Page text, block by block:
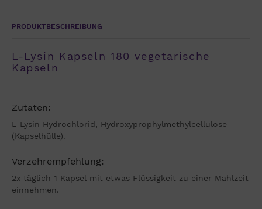
PRODUKTBESCHREIBUNG
L-Lysin Kapseln 180 vegetarische
Kapseln
Zutaten:
L-Lysin Hydrochlorid, Hydroxyprophylmethylcellulose
(Kapselhülle).
Verzehrempfehlung:
2x täglich 1 Kapsel mit etwas Flüssigkeit zu einer Mahlzeit
einnehmen.